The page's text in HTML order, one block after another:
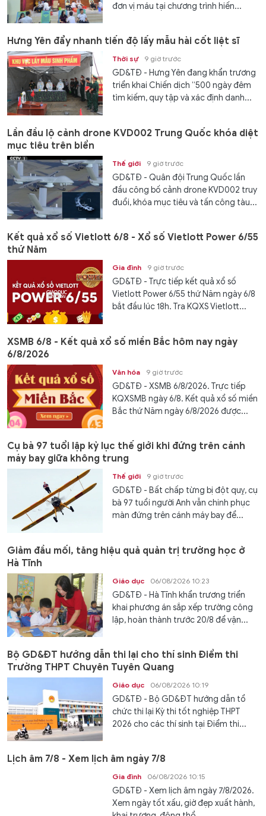
đơn vị máu tại chương trình hiến...
Hưng Yên đẩy nhanh tiến độ lấy mẫu hài cốt liệt sĩ
Thời sự 9 giờ trước
GD&TĐ - Hưng Yên đang khẩn trương
triển khai Chiến dịch “500 ngày đêm
tìm kiếm, quy tập và xác định danh...
Lần đầu lộ cảnh drone KVD002 Trung Quốc khóa diệt
mục tiêu trên biển
Thế giới 9 giờ trước
GD&TĐ - Quân đội Trung Quốc lần
đầu công bố cảnh drone KVD002 truy
đuổi, khóa mục tiêu và tấn công tàu...
Kết quả xổ số Vietlott 6/8 - Xổ số Vietlott Power 6/55
thứ Năm
Gia đình 9 giờ trước
GD&TĐ - Trực tiếp kết quả xổ số
Vietlott Power 6/55 thứ Năm ngày 6/8
bắt đầu lúc 18h. Tra KQXS Vietlott...
XSMB 6/8 - Kết quả xổ số miền Bắc hôm nay ngày
6/8/2026
Văn hóa 9 giờ trước
GD&TĐ - XSMB 6/8/2026. Trực tiếp
KQXSMB ngày 6/8. Kết quả xổ số miền
Bắc thứ Năm ngày 6/8/2026 được...
Cụ bà 97 tuổi lập kỷ lục thế giới khi đứng trên cánh
máy bay giữa không trung
Thế giới 9 giờ trước
GD&TĐ - Bất chấp từng bị đột quỵ, cụ
bà 97 tuổi người Anh vẫn chinh phục
màn đứng trên cánh máy bay để...
Giảm đầu mối, tăng hiệu quả quản trị trường học ở
Hà Tĩnh
Giáo dục 06/08/2026 10:23
GD&TĐ - Hà Tĩnh khẩn trương triển
khai phương án sắp xếp trường công
lập, hoàn thành trước 20/8 để vận...
Bộ GD&ĐT hướng dẫn thi lại cho thí sinh Điểm thi
Trường THPT Chuyên Tuyên Quang
Giáo dục 06/08/2026 10:19
GD&TĐ - Bộ GD&ĐT hướng dẫn tổ
chức thi lại Kỳ thi tốt nghiệp THPT
2026 cho các thí sinh tại Điểm thi...
Lịch âm 7/8 - Xem lịch âm ngày 7/8
Gia đình 06/08/2026 10:15
GD&TĐ - Xem lịch âm ngày 7/8/2026.
Xem ngày tốt xấu, giờ đẹp xuất hành,